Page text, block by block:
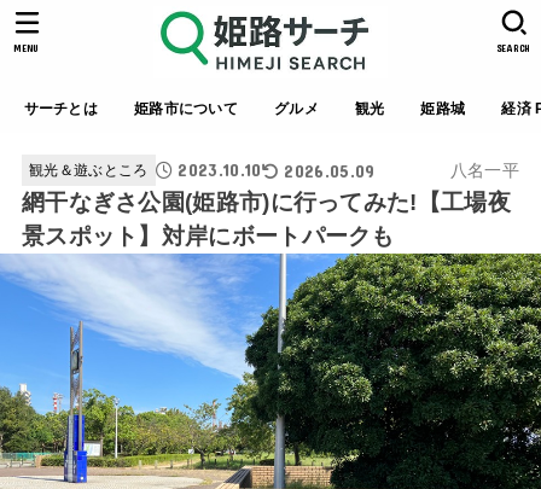
サーチとは 姫路市について グルメ 観光 姫路城 経済
SEARCH
MENU
観光＆遊ぶところ 2023.10.10 2026.05.09 八名一平
網干なぎさ公園(姫路市)に行ってみた!【工場夜
景スポット】対岸にボートパークも